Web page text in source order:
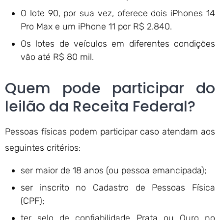
O lote 90, por sua vez, oferece dois iPhones 14
Pro Max e um iPhone 11 por R$ 2.840.
Os lotes de veículos em diferentes condições
vão até R$ 80 mil.
Quem pode participar do
leilão da Receita Federal?
Pessoas físicas podem participar caso atendam aos
seguintes critérios:
ser maior de 18 anos (ou pessoa emancipada);
ser inscrito no Cadastro de Pessoas Física
(CPF);